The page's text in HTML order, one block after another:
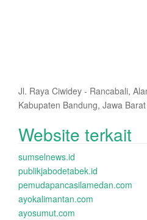
Jl. Raya Ciwidey - Rancabali,
Kabupaten Bandung, Jawa
Website terkait
sumselnews.id
publikjabodetabek.id
pemudapancasilamedan.com
ayokalimantan.com
ayosumut.com